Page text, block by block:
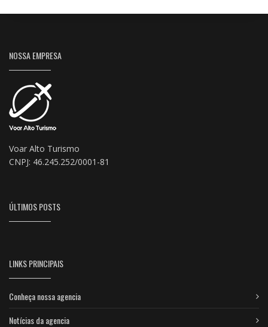
NOSSA EMPRESA
Voar Alto Turismo
CNPJ: 46.245.252/0001-81
ÚLTIMOS POSTS
LINKS PRINCIPAIS
Conheça nossa agencia
Notícias da agencia